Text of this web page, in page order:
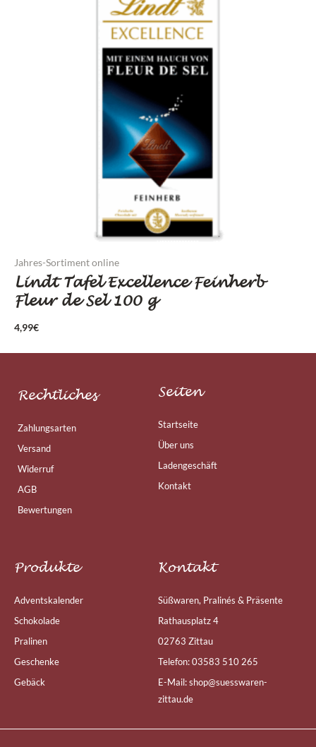
Jahres-Sortiment online
Lindt Tafel Excellence Feinherb
Fleur de Sel 100 g
4,99€
Rechtliches
Zahlungsarten
Versand
Widerruf
AGB
Bewertungen
Seiten
Startseite
Über uns
Ladengeschäft
Kontakt
Produkte
Adventskalender
Schokolade
Pralinen
Geschenke
Gebäck
Kontakt
Süßwaren, Pralinés & Präsente
Rathausplatz 4
02763 Zittau
Telefon: 03583 510 265
E-Mail: shop@suesswaren-
zittau.de